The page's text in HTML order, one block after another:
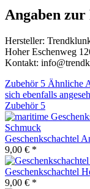
Angaben
Hersteller:
Hoher Eschenweg
Kontakt:
Zubehör 5 Ähnliche
sich ebenfalls
Zubehör 5
Geschenkschachtel
9,00 € *
Geschenkschachtel
9,00 € *